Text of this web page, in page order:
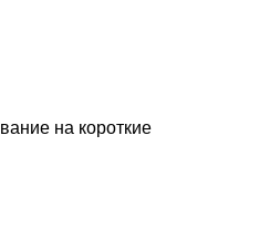
на короткие